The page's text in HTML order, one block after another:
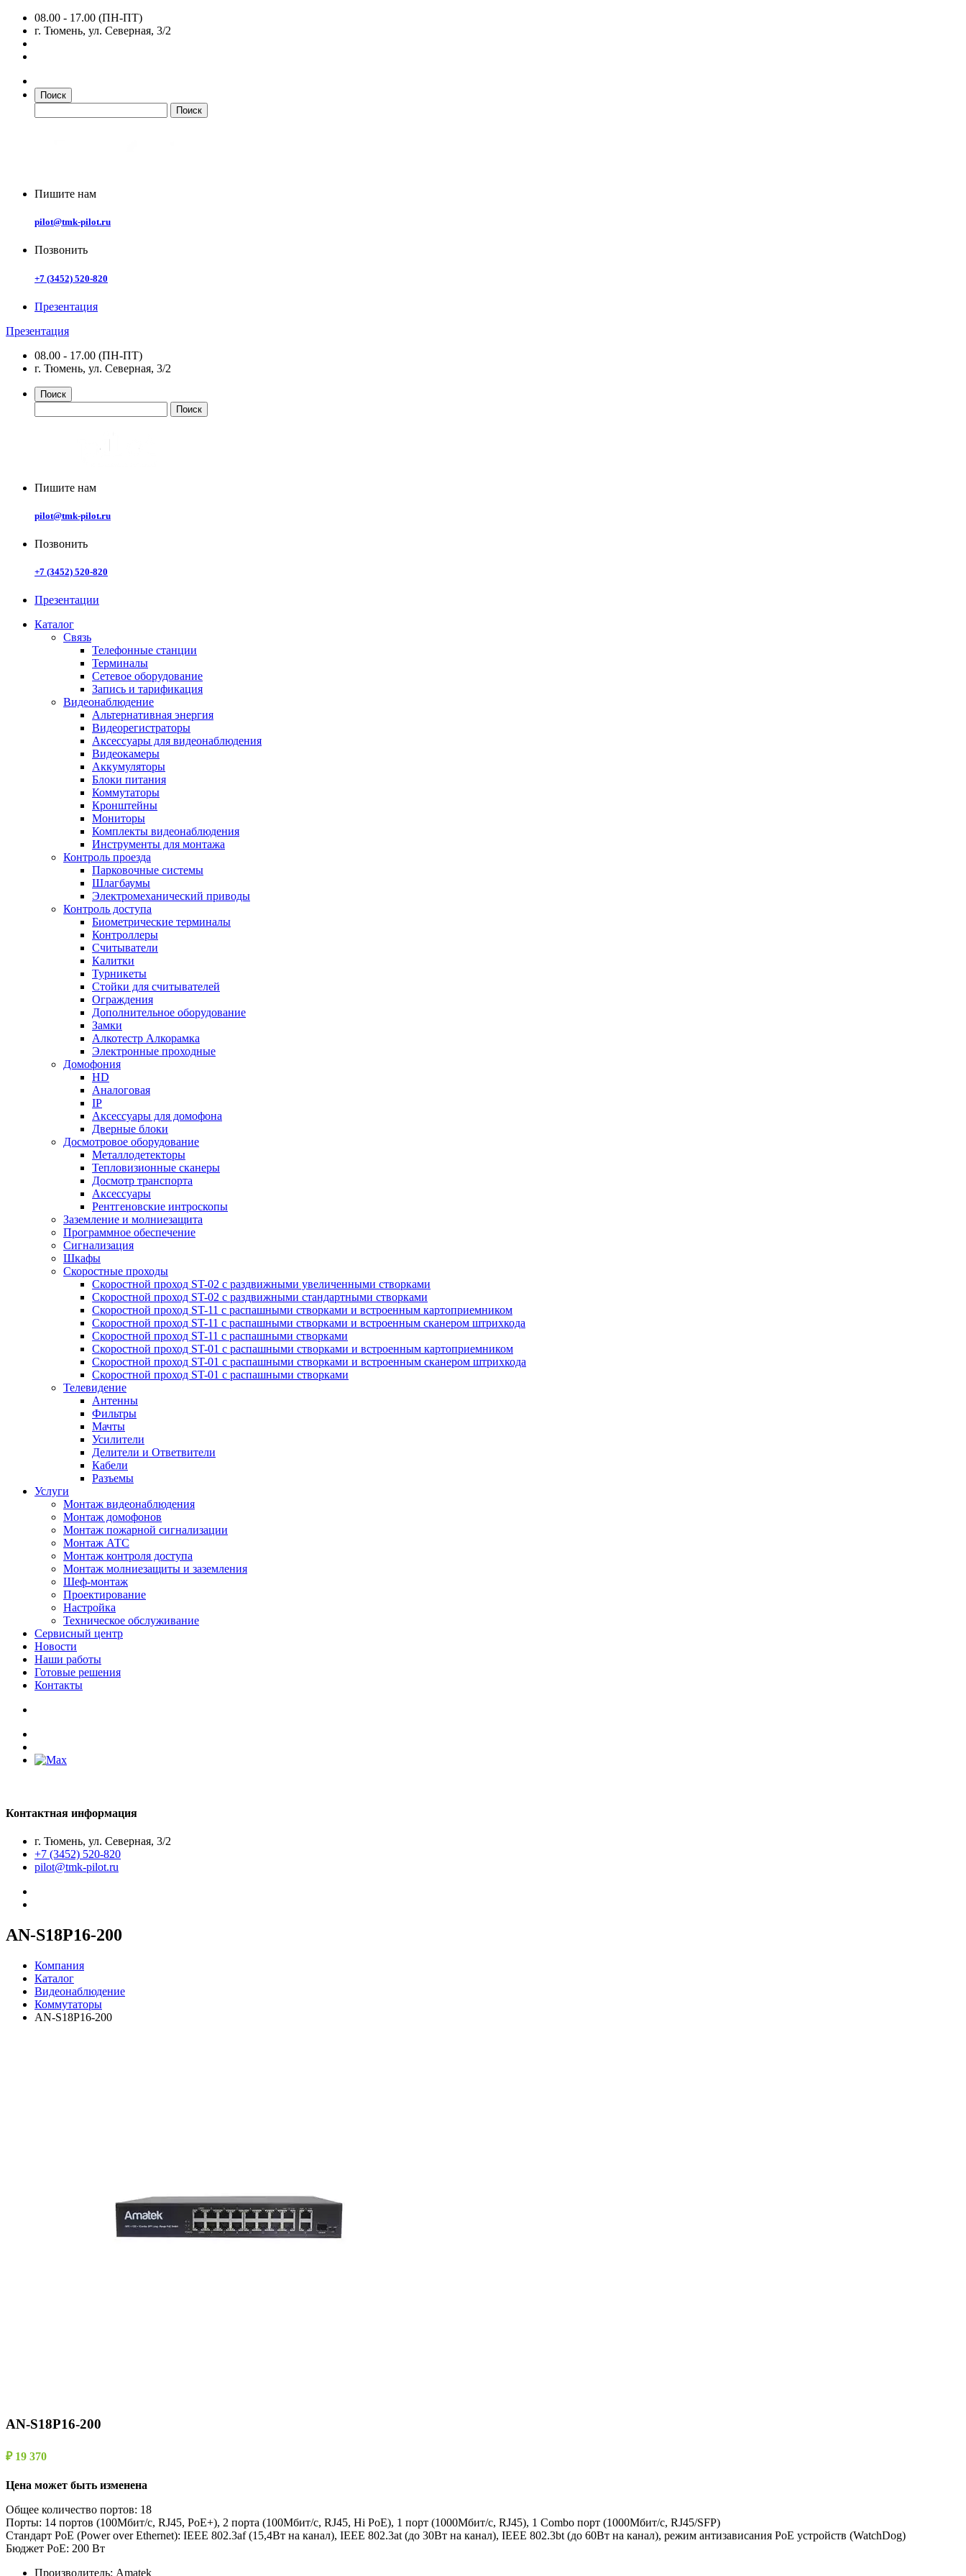
08.00 - 17.00 (ПН-ПТ)
г. Тюмень, ул. Северная, 3/2
Поиск
Пишите нам
pilot@tmk-pilot.ru
Позвонить
+7 (3452) 520-820
Презентация
Презентация
08.00 - 17.00 (ПН-ПТ)
г. Тюмень, ул. Северная, 3/2
Поиск
Пишите нам
pilot@tmk-pilot.ru
Позвонить
+7 (3452) 520-820
Презентации
Каталог
Связь
Телефонные станции
Терминалы
Сетевое оборудование
Запись и тарификация
Видеонаблюдение
Альтернативная энергия
Видеорегистраторы
Аксессуары для видеонаблюдения
Видеокамеры
Аккумуляторы
Блоки питания
Коммутаторы
Кронштейны
Мониторы
Комплекты видеонаблюдения
Инструменты для монтажа
Контроль проезда
Парковочные системы
Шлагбаумы
Электромеханический приводы
Контроль доступа
Биометрические терминалы
Контроллеры
Считыватели
Калитки
Турникеты
Стойки для считывателей
Ограждения
Дополнительное оборудование
Замки
Алкотестр Алкорамка
Электронные проходные
Домофония
HD
Аналоговая
IP
Аксессуары для домофона
Дверные блоки
Досмотровое оборудование
Металлодетекторы
Тепловизионные сканеры
Досмотр транспорта
Аксессуары
Рентгеновские интроскопы
Заземление и молниезащита
Программное обеспечение
Сигнализация
Шкафы
Скоростные проходы
Скоростной проход ST-02 с раздвижными увеличенными створками
Скоростной проход ST-02 с раздвижными стандартными створками
Скоростной проход ST-11 с распашными створками и встроенным картоприемником
Скоростной проход ST-11 с распашными створками и встроенным сканером штрихкода
Скоростной проход ST-11 с распашными створками
Скоростной проход ST-01 с распашными створками и встроенным картоприемником
Скоростной проход ST-01 с распашными створками и встроенным сканером штрихкода
Скоростной проход ST-01 с распашными створками
Телевидение
Антенны
Фильтры
Мачты
Усилители
Делители и Ответвители
Кабели
Разъемы
Услуги
Монтаж видеонаблюдения
Монтаж домофонов
Монтаж пожарной сигнализации
Монтаж АТС
Монтаж контроля доступа
Монтаж молниезащиты и заземления
Шеф-монтаж
Проектирование
Настройка
Техническое обслуживание
Сервисный центр
Новости
Наши работы
Готовые решения
Контакты
Контактная информация
г. Тюмень, ул. Северная, 3/2
+7 (3452) 520-820
pilot@tmk-pilot.ru
AN-S18P16-200
Компания
Каталог
Видеонаблюдение
Коммутаторы
AN-S18P16-200
AN-S18P16-200
₽ 19 370
Цена может быть изменена
Общее количество портов: 18
Порты: 14 портов (100Мбит/с, RJ45, PoE+), 2 порта (100Мбит/с, RJ45, Hi PoE), 1 порт (1000Мбит/с, RJ45), 1 Combo порт (1000Мбит/с, RJ45/SFP)
Стандарт PoE (Power over Ethernet): IEEE 802.3af (15,4Вт на канал), IEEE 802.3at (до 30Вт на канал), IEEE 802.3bt (до 60Вт на канал), режим антизависания PoE устройств (WatchDog)
Бюджет PoE: 200 Вт
Производитель: Amatek